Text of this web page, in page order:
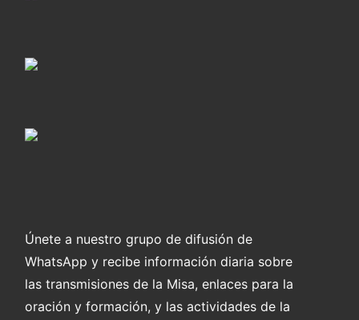
Únete a nuestro grupo de difusión de
WhatsApp y recibe información diaria sobre
las transmisiones de la Misa, enlaces para la
oración y formación, y las actividades de la